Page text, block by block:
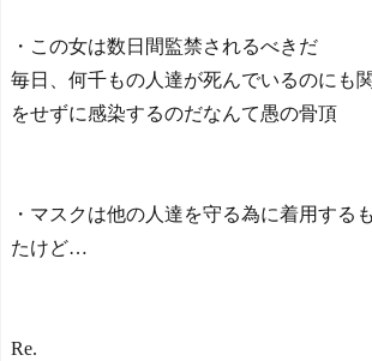
・この女は数日間監禁されるべきだ
毎日、何千もの人達が死んでいるのにも
をせずに感染するのだなんて愚の骨頂
・マスクは他の人達を守る為に着用する
たけど…
Re.